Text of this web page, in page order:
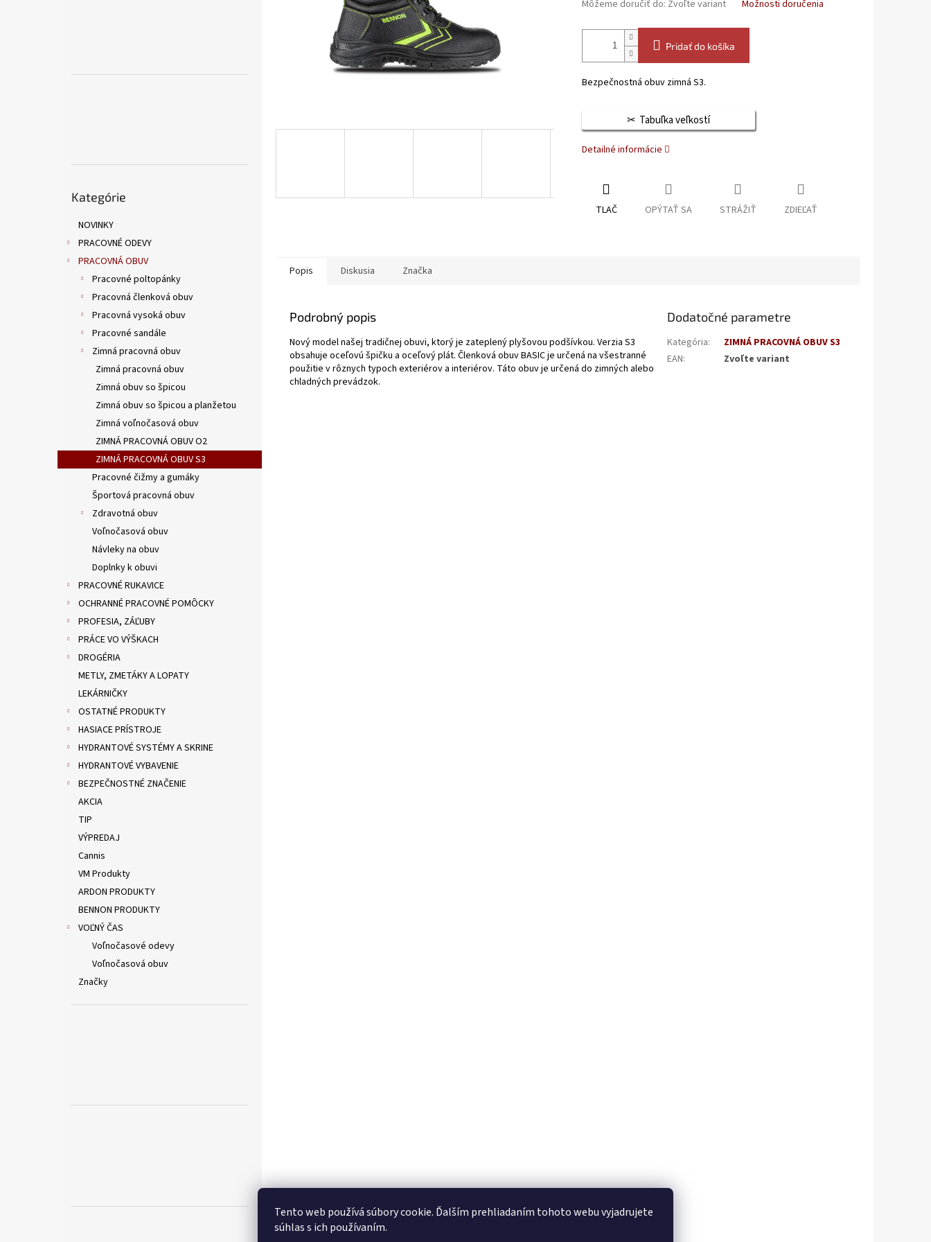
Tento web používá súbory cookie. Ďalším prehliadaním tohoto webu vyjadrujete
súhlas s ich používaním.
kategórie
Kategórie
NOVINKY
PRACOVNÉ ODEVY
PRACOVNÁ OBUV
Pracovné poltopánky
Pracovná členková obuv
Pracovná vysoká obuv
Pracovné sandále
Zimná pracovná obuv
Zimná pracovná obuv
Zimná obuv so špicou
Zimná obuv so špicou a planžetou
Zimná voľnočasová obuv
ZIMNÁ PRACOVNÁ OBUV O2
ZIMNÁ PRACOVNÁ OBUV S3
Pracovné čižmy a gumáky
Športová pracovná obuv
Zdravotná obuv
Voľnočasová obuv
Návleky na obuv
Doplnky k obuvi
PRACOVNÉ RUKAVICE
OCHRANNÉ PRACOVNÉ POMÔCKY
PROFESIA, ZÁĽUBY
PRÁCE VO VÝŠKACH
DROGÉRIA
METLY, ZMETÁKY A LOPATY
LEKÁRNIČKY
OSTATNÉ PRODUKTY
HASIACE PRÍSTROJE
HYDRANTOVÉ SYSTÉMY A SKRINE
HYDRANTOVÉ VYBAVENIE
BEZPEČNOSTNÉ ZNAČENIE
AKCIA
TIP
VÝPREDAJ
Cannis
VM Produkty
ARDON PRODUKTY
BENNON PRODUKTY
VOĽNÝ ČAS
Voľnočasové odevy
Voľnočasová obuv
Značky
Môžeme doručiť do: Zvoľte variant Možnosti doručenia
Pridať do košíka
Bezpečnostná obuv zimná S3.
Tabuľka veľkostí
Detailné informácie
TLAČ OPÝTAŤ SA STRÁŽIŤ ZDIEĽAŤ
Popis Diskusia Značka
Podrobný popis
Nový model našej tradičnej obuvi, ktorý je zateplený plyšovou podšívkou. Verzia S3
obsahuje oceľovú špičku a oceľový plát. Členková obuv BASIC je určená na všestranné
použitie v rôznych typoch exteriérov a interiérov. Táto obuv je určená do zimných alebo
chladných prevádzok.
Dodatočné parametre
Kategória:
ZIMNÁ PRACOVNÁ OBUV S3
EAN: Zvoľte variant